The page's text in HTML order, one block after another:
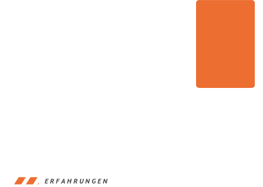
ERFAHRUNGEN